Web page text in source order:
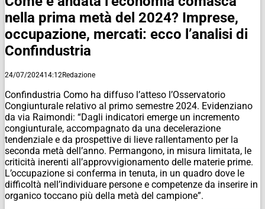
nella prima metà del 2024? Imprese,
occupazione, mercati: ecco l’analisi di
Confindustria
24/07/202414:12Redazione
Confindustria Como ha diffuso l’atteso l’Osservatorio
Congiunturale relativo al primo semestre 2024. Evidenziano
da via Raimondi: “Dagli indicatori emerge un incremento
congiunturale, accompagnato da una decelerazione
tendenziale e da prospettive di lieve rallentamento per la
seconda metà dell’anno. Permangono, in misura limitata, le
criticità inerenti all’approvvigionamento delle materie prime.
L’occupazione si conferma in tenuta, in un quadro dove le
difficoltà nell’individuare persone e competenze da inserire in
organico toccano più della metà del campione”.